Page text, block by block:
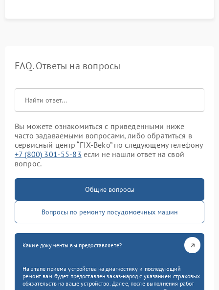
FAQ. Ответы на вопросы
Вы можете ознакомиться с приведенными ниже
часто задаваемыми вопросами, либо обратиться в
сервисный центр “FIX-Beko” по следующему телефону
+7 (800) 301-55-83 если не нашли ответ на свой
вопрос.
Общие вопросы
Вопросы по ремонту посудомоечных машин
Какие документы вы предоставляете?
На этапе приема устройства на диагностику и последующий
ремонт вам будет предоставлен заказ-наряд с указанием страховых
обязательств на ваше устройство. Далее, после выполнения работ